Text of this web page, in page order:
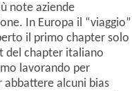
note aziende
In Europa il “viaggio”
il primo chapter solo
del chapter italiano
lavorando per
abbattere alcuni bias